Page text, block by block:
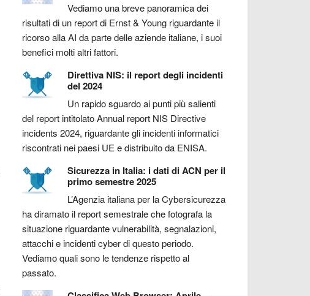
Vediamo una breve panoramica dei
risultati di un report di Ernst & Young riguardante il
ricorso alla AI da parte delle aziende italiane, i suoi
benefici molti altri fattori.
Direttiva NIS: il report degli incidenti
del 2024
Un rapido sguardo ai punti più salienti
del report intitolato Annual report NIS Directive
incidents 2024, riguardante gli incidenti informatici
riscontrati nei paesi UE e distribuito da ENISA.
Sicurezza in Italia: i dati di ACN per il
primo semestre 2025
L’Agenzia italiana per la Cybersicurezza
ha diramato il report semestrale che fotografa la
situazione riguardante vulnerabilità, segnalazioni,
attacchi e incidenti cyber di questo periodo.
Vediamo quali sono le tendenze rispetto al
passato.